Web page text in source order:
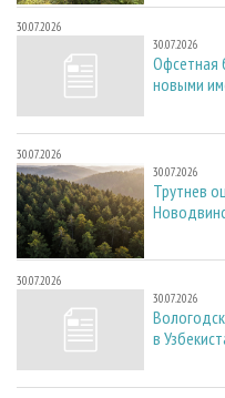
30.07.2026
30.07.2026
Офсетная
новыми
30.07.2026
30.07.2026
Трутнев
30.07.2026
30.07.2026
в